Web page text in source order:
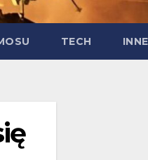
TECH INNE